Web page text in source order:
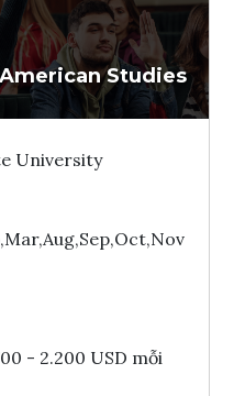
Tham vấn Interlink
Studies
University
- 2.200 USD mỗi